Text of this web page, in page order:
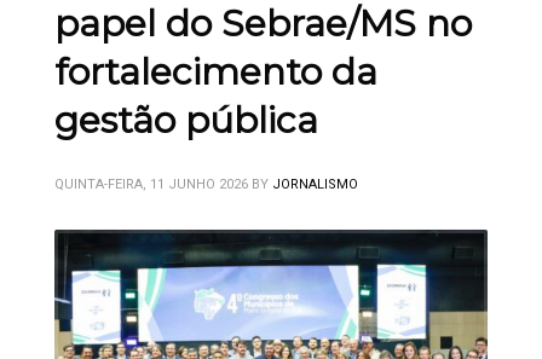
papel do Sebrae/MS no
fortalecimento da
gestão pública
QUINTA-FEIRA, 11 JUNHO 2026 BY JORNALISMO